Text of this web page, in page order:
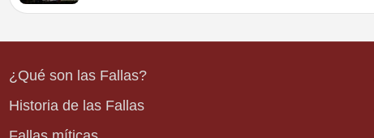
entradas
¿Qué son las Fallas?
Historia de las Fallas